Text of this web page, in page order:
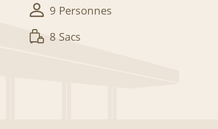
9 Personnes
8 Sacs